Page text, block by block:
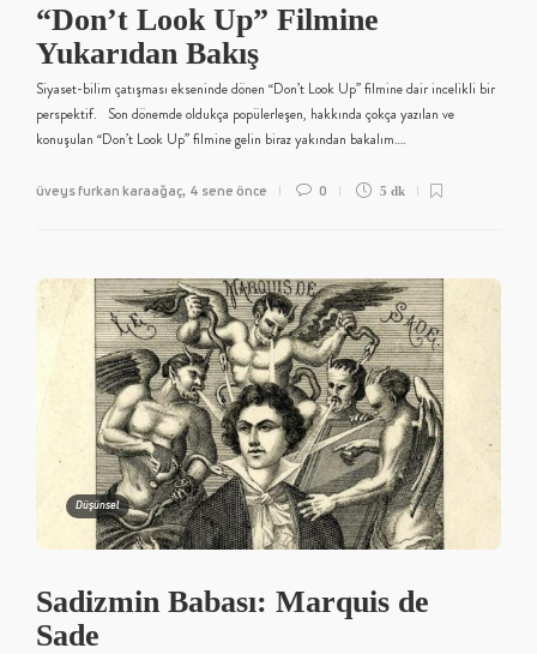
“Don’t Look Up” Filmine
Yukarıdan Bakış
Siyaset-bilim çatışması ekseninde dönen “Don’t Look Up” filmine dair incelikli bir
perspektif. Son dönemde oldukça popülerleşen, hakkında çokça yazılan ve
konuşulan “Don’t Look Up” filmine gelin biraz yakından bakalım….
üveys furkan karaağaç, 4 sene önce 0 5 dk
Düşünsel
Sadizmin Babası: Marquis de
Sade